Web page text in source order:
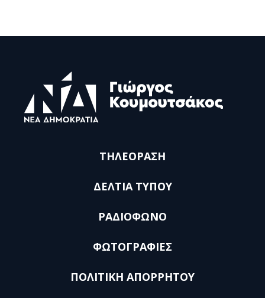
ΤΗΛΕΟΡΑΣΗ
ΔΕΛΤΙΑ ΤΥΠΟΥ
ΡΑΔΙΟΦΩΝΟ
ΦΩΤΟΓΡΑΦΙΕΣ
ΠΟΛΙΤΙΚΗ ΑΠΟΡΡΗΤΟΥ